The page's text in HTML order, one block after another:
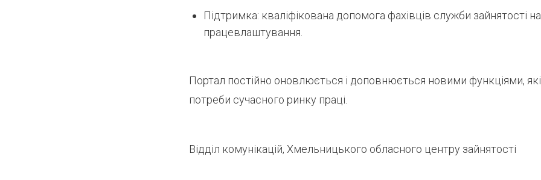
Підтримка: кваліфікована допомога фахівців служби зайнятості
працевлаштування.
Портал постійно оновлюється і доповнюється новими функціями,
потреби сучасного ринку праці.
Відділ комунікацій, Хмельницького обласного центру зайнятості